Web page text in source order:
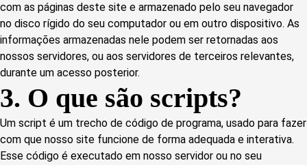
com as páginas deste site e armazenado pelo seu navegador
no disco rígido do seu computador ou em outro dispositivo. As
informações armazenadas nele podem ser retornadas aos
nossos servidores, ou aos servidores de terceiros relevantes,
durante um acesso posterior.
3. O que são scripts?
Um script é um trecho de código de programa, usado para fazer
com que nosso site funcione de forma adequada e interativa.
Esse código é executado em nosso servidor ou no seu